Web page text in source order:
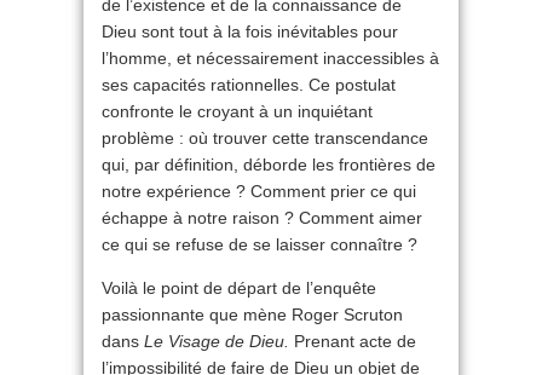
de l’existence et de la connaissance de
Dieu sont tout à la fois inévitables pour
l’homme, et nécessairement inaccessibles à
ses capacités rationnelles. Ce postulat
confronte le croyant à un inquiétant
problème : où trouver cette transcendance
qui, par définition, déborde les frontières de
notre expérience ? Comment prier ce qui
échappe à notre raison ? Comment aimer
ce qui se refuse de se laisser connaître ?
Voilà le point de départ de l’enquête
passionnante que mène Roger Scruton
dans Le Visage de Dieu. Prenant acte de
l’impossibilité de faire de Dieu un objet de